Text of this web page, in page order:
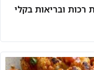
רכות ובריאות בקלי